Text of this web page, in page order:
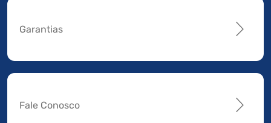
Garantias
Fale Conosco